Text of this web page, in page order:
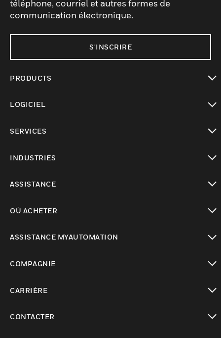
téléphone, courriel et autres formes de
communication électronique.
S'INSCRIRE
PRODUCTS
LOGICIEL
SERVICES
INDUSTRIES
ASSISTANCE
OÙ ACHETER
ASSISTANCE MYAUTOMATION
COMPAGNIE
CARRIÈRE
CONTACTER